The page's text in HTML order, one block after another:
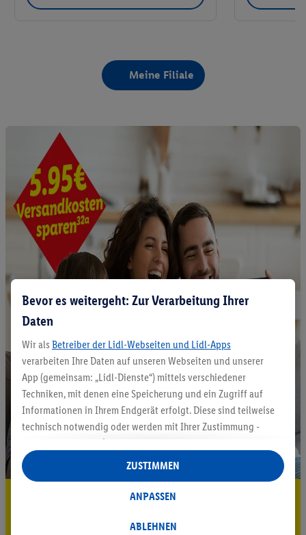
Meine Filiale
5.95 € Versand sparen³²ᵃ
Jetzt zum Newsletter anmelden
Bevor es weitergeht: Zur Verarbeitung Ihrer
Daten
Wir als Betreiber der Lidl-Webseiten und Lidl-Apps
verarbeiten Ihre Daten auf unseren Webseiten und unserer
App (gemeinsam: „Lidl-Dienste“) mittels verschiedener
Techniken, mit denen eine Speicherung und ein Zugriff auf
Informationen in Ihrem Endgerät erfolgt. Diese sind teilweise
technisch notwendig oder werden mit Ihrer Zustimmung -
auch durch Partner (u.a.
Verantwortliche; im Zusammenhang mit dem IAB TCF
insgesamt
Statistik-Erstellung oder für personalisierte Werbung
Datenverarbeitungen für personalisierte Werbung werden
ABLEHNEN
ANPASSEN
ZUSTIMMEN